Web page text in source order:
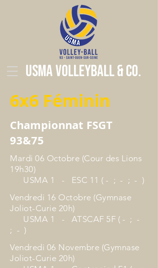
USMA Volleyball & Co.
6x6 Féminin
Championnat FSGT
93&75
Mardi 06 Octobre (Cour des Lions
19h30)
USMA 1 - ESC 11 ( - ; - ; - )
Vendredi 16 Octobre (Gymnase
Joliot-Curie 20h)
USMA 1 - ATSCAF 5F ( - ; -
; - )
Vendredi 06 Novembre (Gymnase
Joliot-Curie 20h)